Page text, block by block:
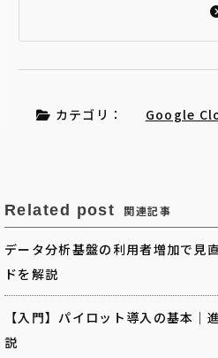
カテゴリ： Google
Related post 関連記事
データ分析基盤の利用者増加で見
ドを解説
【入門】パイロット導入の基本｜
説